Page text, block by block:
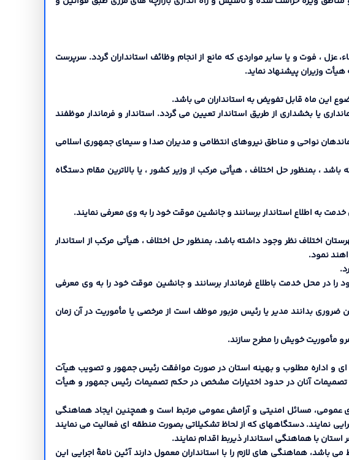
عزل ، فوت و یا سایر مواردي که مانع از انجام وظائف استانداران گردد. سرپرست
وزیران پیشنهاد نماید.
یا بخشداري از طریق استاندار تعیین می گردد. استاندار و فرماندار موظفند
فرماندهان نواحی و مناطق نیروهاي انتظامی و مدیران صدا و سیماي جمهوري اسلامی
، بمنظور حل اختلاف ، هیأتی مرکب از وزیر کشور ، یا بالاترین مقام دستگاه
اختلاف نظر وجود داشته باشد، بمنظور حل اختلاف ، هیأتی مرکب از استاندار
نمود.
را در محل خدمت باطلاع فرماندار برسانند و جانشین موقت خود را به وي معرفی
ضروري بدانند مدیر یا رئیس مزبور موظف است از مرخصی یا مأموریت در آن زمان
اي و اداره مطلوب و بهینه استان در صورت موافقت رئیس جمهور و تصویب هیآت
تصمیمات آنان در حدود اختیارات مشخص در حکم تصمیمات رئیس جمهور و هیأت
عمومی، مسائل امنیتی و آرامش عمومی مرتبط است و همچنین ایجاد هماهنگی
نمایند. دستگاههاي که از لحاظ تشکیلاتی بصورت منطقه اي فعالیت می نمایند
با هماهنگی استاندار ذیربط اقدام نمایند.
باشد، هماهنگی هاي لازم را با استانداران معمول دارند آئین نامۀ اجرایی این